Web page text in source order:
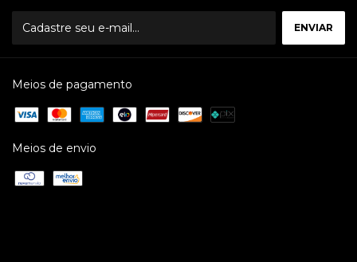
Meios de pagamento
Meios de envio